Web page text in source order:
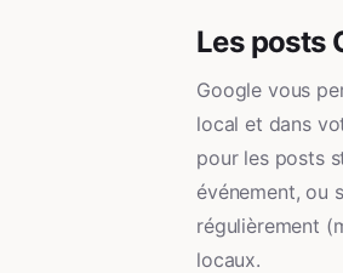
Les posts
Google vous
local et dans
pour les posts
événement, ou
régulièrement
locaux.